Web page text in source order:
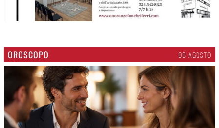
OROSCOPO 08 AGOSTO